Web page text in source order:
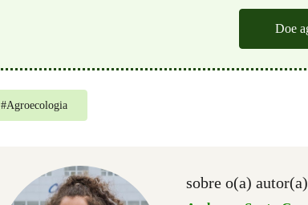
Doe
#Agroecologia
sobre o(a) autor(a)